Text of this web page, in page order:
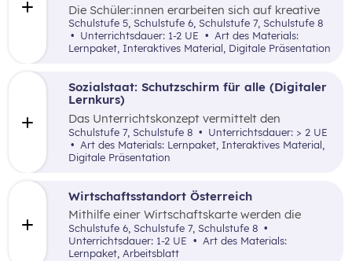
Die Schüler:innen erarbeiten sich auf kreative
Art mittels Bildanalyse den Zusammenhang
zwischen Konsumgewohnheiten, Lebensstile
und Umweltverträglichkeit.
Schulstufe 5, Schulstufe 6, Schulstufe 7, Schulstufe 8
Unterrichtsdauer: 1-2 UE
Art des Materials:
Lernpaket, Interaktives Material, Digitale Präsentation
Sozialstaat: Schutzschirm für alle (Digitaler
Lernkurs)
Das Unterrichtskonzept vermittelt den
Schüler:innen auf angewandte sowie
lebensnahe Art und Weise das Konzept von
institutionalisierter Solidarität in Form des
Sozialstaates – dabei werden auch die
österreichischen Sozialstaates (Finanzierung
der Pensionen) thematisiert.
Schulstufe 7, Schulstufe 8
Unterrichtsdauer: > 2 UE
Digitale Präsentation
Wirtschaftsstandort Österreich
Mithilfe einer Wirtschaftskarte werden die
wirtschaftlichen Schwerpunkte der
österreichischen Bundesländer analysiert.
Anschließend wählen sie einen
Schulstufe 6, Schulstufe 7, Schulstufe 8
Unterrichtsdauer: 1-2 UE
Art des Materials:
Lernpaket, Arbeitsblatt